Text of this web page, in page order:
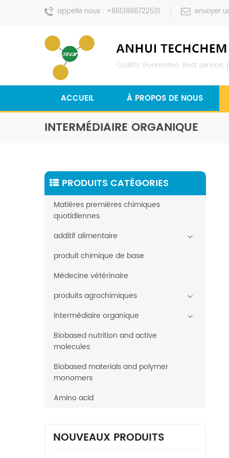
appelle nous : +8613866722531 envoyer
ACCUEIL À PROPOS DE NOUS
INTERMÉDIAIRE ORGANIQUE
PRODUITS CATÉGORIES
Matières premières chimiques
quotidiennes
additif alimentaire
produit chimique de base
Médecine vétérinaire
produits agrochimiques
intermédiaire organique
Biobased nutrition and active
molecules
Biobased materials and polymer
monomers
Amino acid
NOUVEAUX PRODUITS